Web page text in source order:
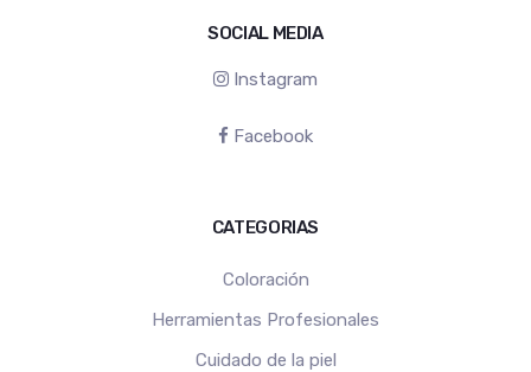
SOCIAL MEDIA
Instagram
Facebook
CATEGORIAS
Coloración
Herramientas Profesionales
Cuidado de la piel